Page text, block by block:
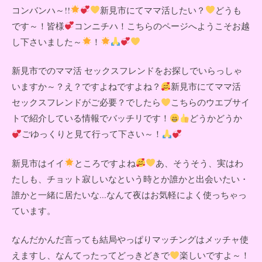
コンバンハ～!! 新見市にてママ活したい？
どうも
です～！皆様
コンニチハ！こちらのページへようこそお越
し下さいました～
！
新見市でのママ活 セックスフレンドをお探しでいらっしゃ
いますか～？え？ですよねですよね？
新見市にてママ活
セックスフレンドがご必要？でしたら
こちらのウエブサイ
トで紹介している情報でバッチリです！
どうかどうか
ごゆっくりと見て行って下さい～！
新見市はイイ ところですよね
あ、そうそう、実はわ
たしも、チョット寂しいなという時とか誰かと出会いたい・
誰かと一緒に居たいな...なんて夜はお気軽によく使っちゃっ
ています。
なんだかんだ言っても結局やっぱりマッチングはメッチャ使
えますし、なんてったってどっきどきで
楽しいですよ～！